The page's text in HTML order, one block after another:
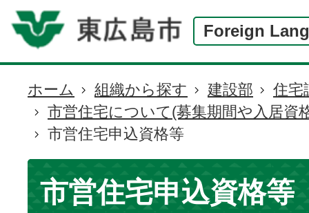
Foreign
現
在
の
位
置
ホーム 組織から探す 建設部
住宅
市営住宅について(募集期間や入居資
市営住宅申込資格等
市営住宅申込資格等